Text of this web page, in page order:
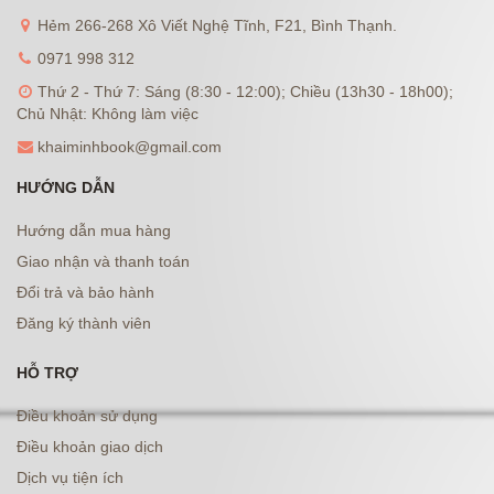
Hẻm 266-268 Xô Viết Nghệ Tĩnh, F21, Bình Thạnh.
0971 998 312
Thứ 2 - Thứ 7: Sáng (8:30 - 12:00); Chiều (13h30 - 18h00);
Chủ Nhật: Không làm việc
khaiminhbook@gmail.com
HƯỚNG DẪN
Hướng dẫn mua hàng
Giao nhận và thanh toán
Đổi trả và bảo hành
Đăng ký thành viên
HỖ TRỢ
Điều khoản sử dụng
Điều khoản giao dịch
Dịch vụ tiện ích